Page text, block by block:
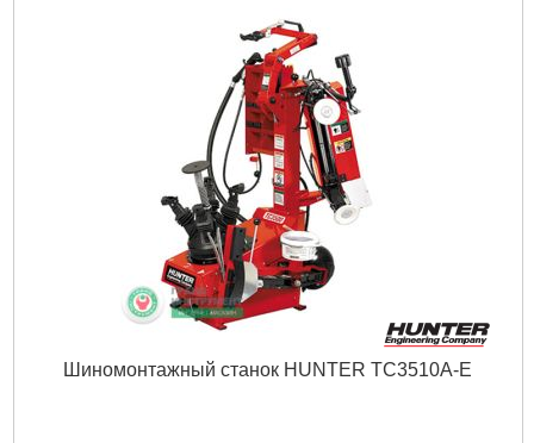
Шиномонтажный станок HUNTER TC3510A-E